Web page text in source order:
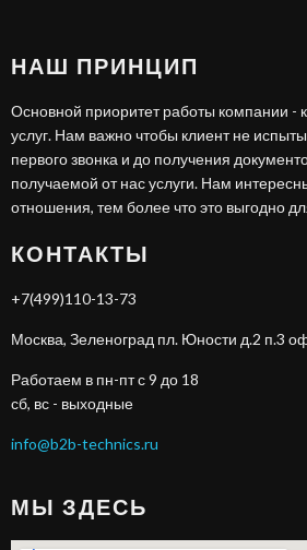
НАШ ПРИНЦИП
Основной приоритет работы компании -
услуг. Нам важно чтобы клиент не
первого звонка и до получения
получаемой от нас услуги. Нам
отношения, тем более что это выгодно
КОНТАКТЫ
+7(499)110-13-73
Москва, Зеленоград пл. Юности д.2 п.3
Работаем в пн-пт с 9 до 18
сб, вс - выходные
info@b2b-technics.ru
МЫ ЗДЕСЬ